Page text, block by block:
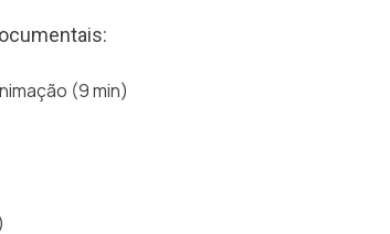
(9 min)